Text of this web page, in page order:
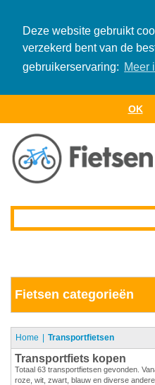
Deze website gebruikt
verzekerd bent van de
gebruikerservaring: Meer
OK
Fietsen categorieën
Home Transportfietsen
Transportfiets kopen
Totaal 63 transportfietsen gevonden.
roze, wit, zwart, blauw en diverse